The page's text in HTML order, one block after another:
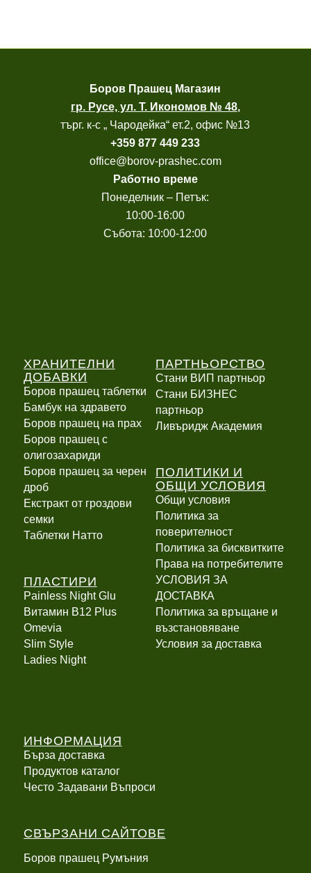
Боров Прашец Магазин
гр. Русе, ул. Т. Икономов № 48,
търг. к-с „ Чародейка“ ет.2, офис №13
+359 877 449 233
office@borov-prashec.com
Работно време
Понеделник – Петък:
10:00-16:00
Събота: 10:00-12:00
ХРАНИТЕЛНИ
ДОБАВКИ
Боров прашец таблетки
Бамбук на здравето
Боров прашец на прах
Боров прашец с
олигозахариди
Боров прашец за черен
дроб
Екстракт от гроздови
семки
Таблетки Натто
ПЛАСТИРИ
Painless Night Glu
Витамин B12 Plus
Оmevia
Slim Style
Ladies Night
ПАРТНЬОРСТВО
Стани ВИП партньор
Стани БИЗНЕС
партньор
Ливъридж Академия
ПОЛИТИКИ И
ОБЩИ УСЛОВИЯ
Общи условия
Политика за
поверителност
Политика за бисквитките
Права на потребителите
УСЛОВИЯ ЗА
ДОСТАВКА
Политика за връщане и
възстановяване
Условия за доставка
ИНФОРМАЦИЯ
Бърза доставка
Продуктов каталог
Често Задавани Въпроси
СВЪРЗАНИ САЙТОВЕ
Боров прашец Румъния